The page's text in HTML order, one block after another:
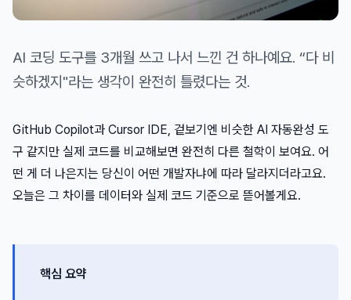
AI 코딩 도구를 3개월 쓰고 나서 느낀 건 하나예요. “다 비
슷하겠지"라는 생각이 완전히 틀렸다는 것.
GitHub Copilot과 Cursor IDE, 겉보기엔 비슷한 AI 자동완성 도
구 같지만 실제 코드를 비교해보면 완전히 다른 철학이 보여요. 어
떤 게 더 나은지는 당신이 어떤 개발자냐에 따라 달라지더라고요.
오늘은 그 차이를 데이터와 실제 코드 기준으로 뜯어볼게요.
핵심 요약